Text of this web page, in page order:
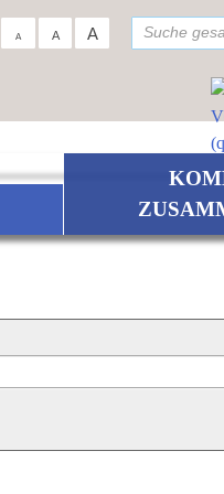
A A A